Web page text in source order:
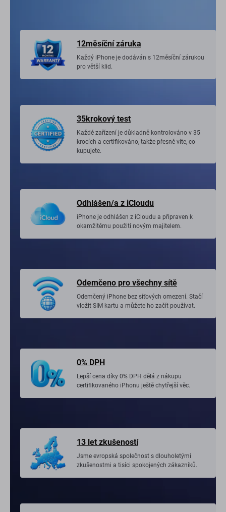
12měsíční záruka
Každý iPhone je dodáván s 12měsíční zárukou
pro větší klid.
35krokový test
Každé zařízení je důkladně kontrolováno v 35
krocích a certifikováno, takže přesně víte, co
kupujete.
Odhlášen/a z iCloudu
iPhone je odhlášen z iCloudu a připraven k
okamžitému použití novým majitelem.
Odemčeno pro všechny sítě
Odemčený iPhone bez síťových omezení. Stačí
vložit SIM kartu a můžete ho začít používat.
0% DPH
Lepší cena díky 0% DPH dělá z nákupu
certifikovaného iPhonu ještě chytřejší věc.
13 let zkušeností
Jsme evropská společnost s dlouholetými
zkušenostmi a tisíci spokojených zákazníků.